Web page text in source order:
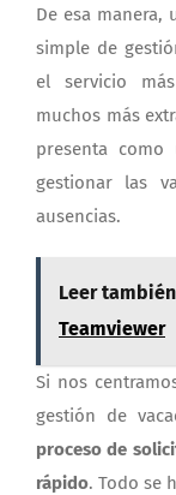
De esa manera,
simple de
el servicio
muchos más
presenta
gestionar las
ausencias.
Leer también
Teamviewer
Si nos
gestión de
proceso de
rápido. Todo se